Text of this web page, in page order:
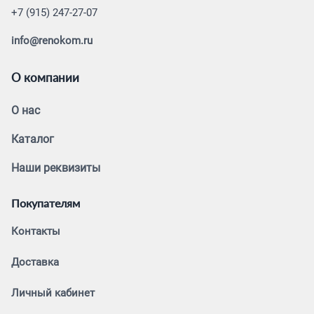
+7 (915) 247-27-07
info@renokom.ru
О компании
О нас
Каталог
Наши реквизиты
Покупателям
Контакты
Доставка
Личный кабинет